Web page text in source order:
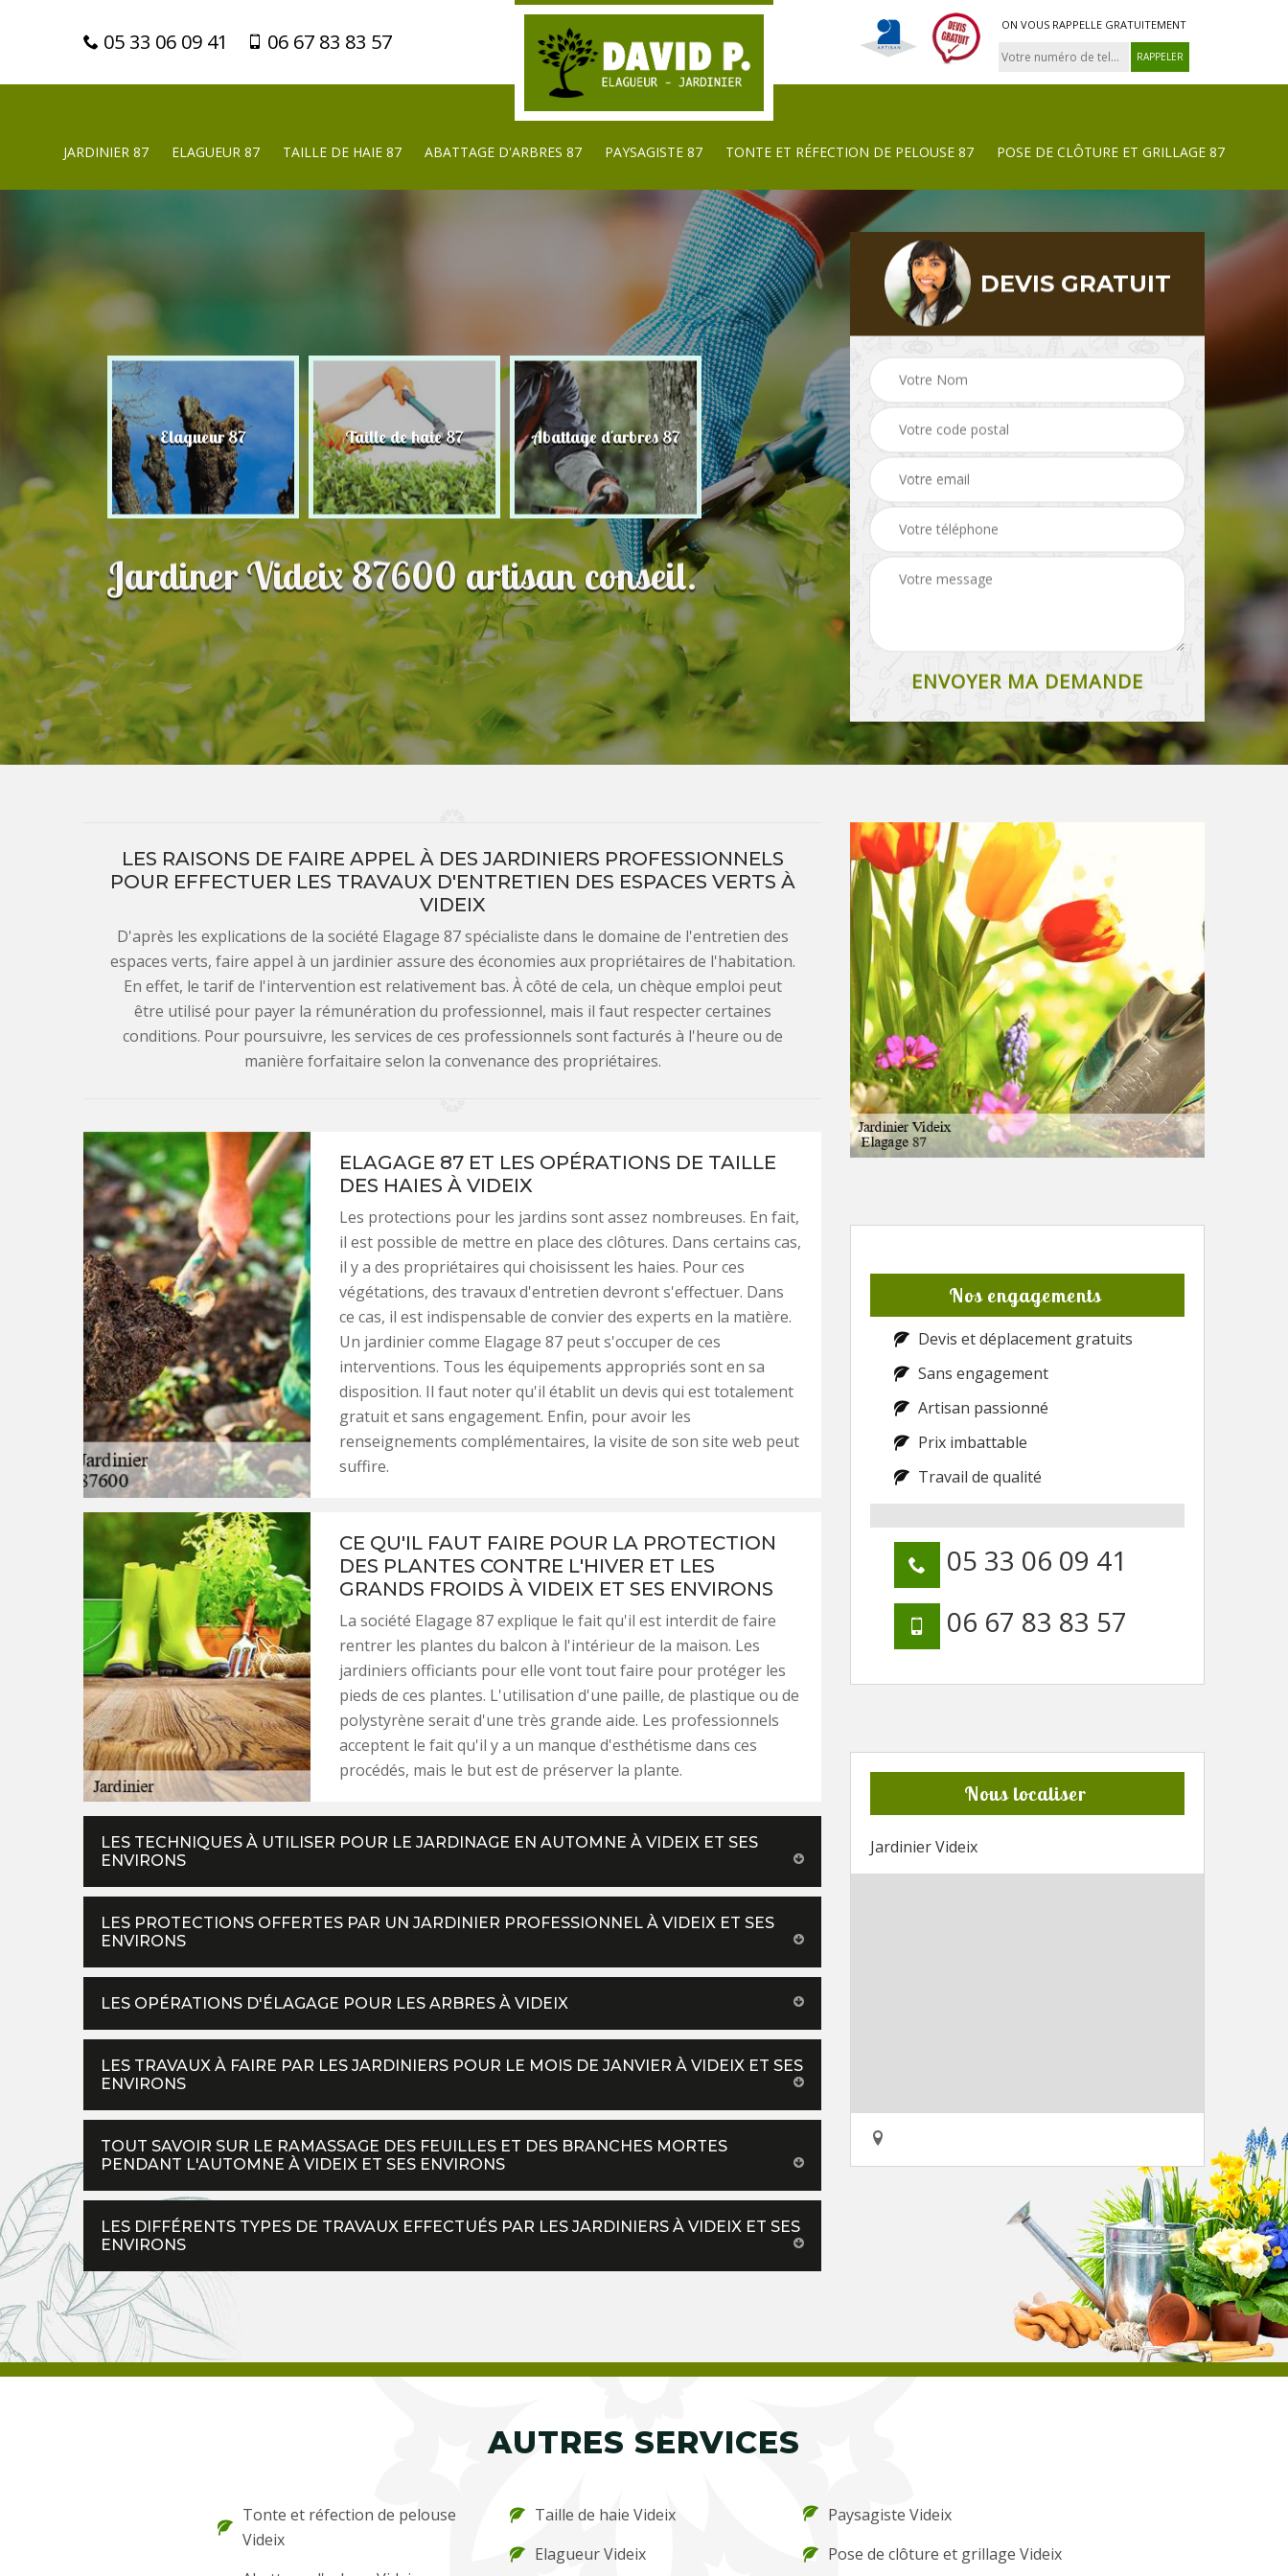
05 33 06 09 41 06 67 83 83 57
ON VOUS RAPPELLE GRATUITEMENT
JARDINIER 87 ELAGUEUR 87 TAILLE DE HAIE 87 ABATTAGE D'ARBRES 87 PAYSAGISTE 87 TONTE ET RÉFECTION DE PELOUSE 87 POSE DE CLÔTURE ET GRILLAGE 87
Elagueur 87 Taille de haie 87 Abattage d'arbres 87 Paysagiste 87 Tonte et réfection de
pelouse 87
Pose de clôture et
grillage 87
Jardiner Videix 87600 artisan conseil.
DEVIS GRATUIT
LES RAISONS DE FAIRE APPEL À DES JARDINIERS PROFESSIONNELS
POUR EFFECTUER LES TRAVAUX D'ENTRETIEN DES ESPACES VERTS À
VIDEIX
D'après les explications de la société Elagage 87 spécialiste dans le domaine de l'entretien des
espaces verts, faire appel à un jardinier assure des économies aux propriétaires de l'habitation.
En effet, le tarif de l'intervention est relativement bas. À côté de cela, un chèque emploi peut
être utilisé pour payer la rémunération du professionnel, mais il faut respecter certaines
conditions. Pour poursuivre, les services de ces professionnels sont facturés à l'heure ou de
manière forfaitaire selon la convenance des propriétaires.
ELAGAGE 87 ET LES OPÉRATIONS DE TAILLE
DES HAIES À VIDEIX
Les protections pour les jardins sont assez nombreuses. En fait,
il est possible de mettre en place des clôtures. Dans certains cas,
il y a des propriétaires qui choisissent les haies. Pour ces
végétations, des travaux d'entretien devront s'effectuer. Dans
ce cas, il est indispensable de convier des experts en la matière.
Un jardinier comme Elagage 87 peut s'occuper de ces
interventions. Tous les équipements appropriés sont en sa
disposition. Il faut noter qu'il établit un devis qui est totalement
gratuit et sans engagement. Enfin, pour avoir les
renseignements complémentaires, la visite de son site web peut
suffire.
CE QU'IL FAUT FAIRE POUR LA PROTECTION
DES PLANTES CONTRE L'HIVER ET LES
GRANDS FROIDS À VIDEIX ET SES ENVIRONS
La société Elagage 87 explique le fait qu'il est interdit de faire
rentrer les plantes du balcon à l'intérieur de la maison. Les
jardiniers officiants pour elle vont tout faire pour protéger les
pieds de ces plantes. L'utilisation d'une paille, de plastique ou de
polystyrène serait d'une très grande aide. Les professionnels
acceptent le fait qu'il y a un manque d'esthétisme dans ces
procédés, mais le but est de préserver la plante.
LES TECHNIQUES À UTILISER POUR LE JARDINAGE EN AUTOMNE À VIDEIX ET SES
ENVIRONS
LES PROTECTIONS OFFERTES PAR UN JARDINIER PROFESSIONNEL À VIDEIX ET SES
ENVIRONS
LES OPÉRATIONS D'ÉLAGAGE POUR LES ARBRES À VIDEIX
LES TRAVAUX À FAIRE PAR LES JARDINIERS POUR LE MOIS DE JANVIER À VIDEIX ET SES
ENVIRONS
TOUT SAVOIR SUR LE RAMASSAGE DES FEUILLES ET DES BRANCHES MORTES
PENDANT L'AUTOMNE À VIDEIX ET SES ENVIRONS
LES DIFFÉRENTS TYPES DE TRAVAUX EFFECTUÉS PAR LES JARDINIERS À VIDEIX ET SES
ENVIRONS
Nos engagements
Devis et déplacement gratuits
Sans engagement
Artisan passionné
Prix imbattable
Travail de qualité
05 33 06 09 41
06 67 83 83 57
Nous localiser
Jardinier Videix
AUTRES SERVICES
Tonte et réfection de pelouse
Videix
Taille de haie Videix
Elagueur Videix
Paysagiste Videix
Pose de clôture et grillage Videix